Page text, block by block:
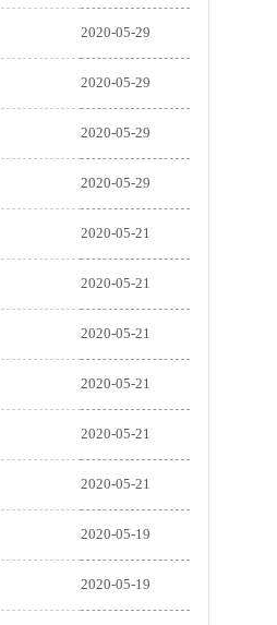
2020-05-29
2020-05-29
2020-05-29
2020-05-29
2020-05-21
2020-05-21
2020-05-21
2020-05-21
2020-05-21
2020-05-21
2020-05-19
2020-05-19